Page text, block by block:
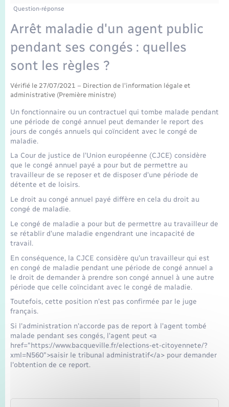
Etat-civil - Papiers - Citoyenneté
Mariage – PACS
Parrainage civil
Recensement
Logement - Urbanisme
Loisirs
Nouvel habitant
Numérique
Organisation d’événement
Sécurité - Prévention
Seniors
Transports
Transports scolaires
Voirie et espace public
Travaux - Autorisation d’occupation de l’espace
Compétences
Plan interactif
Présentation de la commune
Publications
La Communauté de communes
Question-réponse
Arrêt maladie d'un agent public
pendant ses congés : quelles
sont les règles ?
Vérifié le 27/07/2021 – Direction de l'information légale et
administrative (Première ministre)
Un fonctionnaire ou un contractuel qui tombe malade pendant
une période de congé annuel peut demander le report des
jours de congés annuels qui coïncident avec le congé de
maladie.
La Cour de justice de l'Union européenne (CJCE) considère
que le congé annuel payé a pour but de permettre au
travailleur de se reposer et de disposer d'une période de
détente et de loisirs.
Le droit au congé annuel payé diffère en cela du droit au
congé de maladie.
Le congé de maladie a pour but de permettre au travailleur de
se rétablir d'une maladie engendrant une incapacité de
travail.
En conséquence, la CJCE considère qu'un travailleur qui est
en congé de maladie pendant une période de congé annuel a
le droit de demander à prendre son congé annuel à une autre
période que celle coïncidant avec le congé de maladie.
Toutefois, cette position n'est pas confirmée par le juge
français.
Si l'administration n'accorde pas de report à l'agent tombé
malade pendant ses congés, l'agent peut <a
href="https://www.bacqueville.fr/elections-et-citoyennete/?
xml=N560">saisir le tribunal administratif</a> pour demander
l'obtention de ce report.